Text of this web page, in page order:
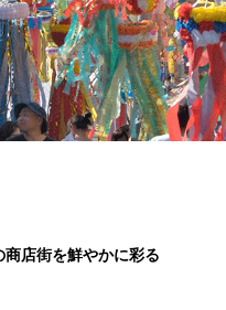
店街を鮮やかに彩る